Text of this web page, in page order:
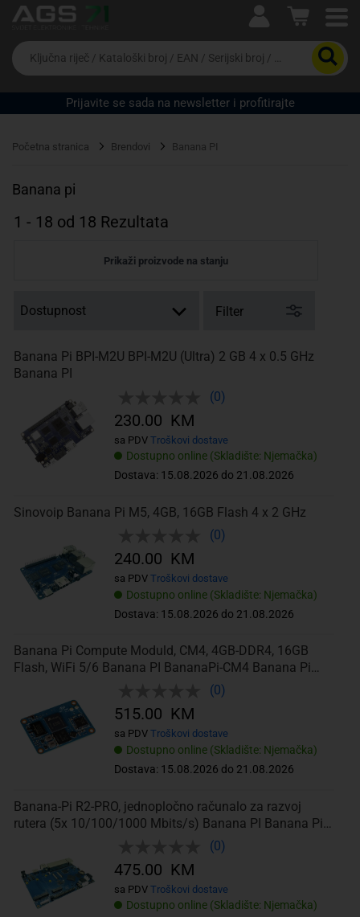
Ova postavka prilagođava asortiman proizvoda i
cijene vašim potrebama.
Da
biste
potražili
proizvod,
unesite
riječ,
EAN
serijski
Prijavite se sada na newsletter i profitirajte
Početna stranica Brendovi Banana PI
Banana pi
1 - 18 od 18 Rezultata
Prikaži proizvode na stanju
Filter
Banana Pi BPI-M2U BPI-M2U (Ultra) 2 GB 4 x 0.5 GHz
Banana PI
(0)
Dostupno online (Skladište: Njemačka)
Dostava: 15.08.2026 do 21.08.2026
230.00 KM
sa PDV Troškovi dostave
Sinovoip Banana Pi M5, 4GB, 16GB Flash 4 x 2 GHz
(0)
Dostupno online (Skladište: Njemačka)
Dostava: 15.08.2026 do 21.08.2026
240.00 KM
sa PDV Troškovi dostave
Banana Pi Compute Moduld, CM4, 4GB-DDR4, 16GB
Flash, WiFi 5/6 Banana PI BananaPi-CM4 Banana Pi
(0)
Dostupno online (Skladište: Njemačka)
Dostava: 15.08.2026 do 21.08.2026
515.00 KM
sa PDV Troškovi dostave
Banana-Pi R2-PRO, jednopločno računalo za razvoj
rutera (5x 10/100/1000 Mbits/s) Banana PI Banana Pi
(0)
Dostupno online (Skladište: Njemačka)
475.00 KM
sa PDV Troškovi dostave